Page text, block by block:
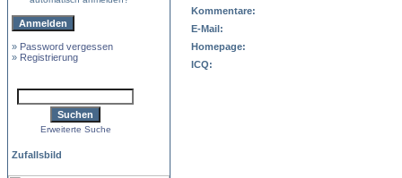
» Password vergessen
» Registrierung
Erweiterte Suche
Zufallsbild
Kommentare:
E-Mail:
Homepage:
ICQ: